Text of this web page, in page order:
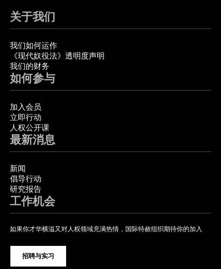
关于我们
我们如何运作
《现代奴役法》透明度声明
我们的财务
如何参与
加入会员
立即行动
人权公开课
最新消息
新闻
倡导行动
研究报告
工作机会
如果你才华横溢又对人权领域充满热情，国际特赦组织期待你的加入
招聘与实习